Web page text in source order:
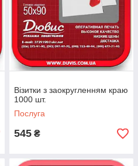
Візитки з заокругленням краю
1000 шт.
Послуга
545 ₴